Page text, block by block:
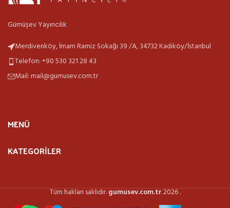
Gümüşev Yayıncılık
Merdivenköy, İmam Ramiz Sokağı 39 /A, 34732 Kadıköy/İstanbul
Telefon: +90 530 321 28 43
Mail: mail@gumusev.com.tr
MENÜ
KATEGORILER
Tüm hakları saklıdır.gumusev.com.tr2026.